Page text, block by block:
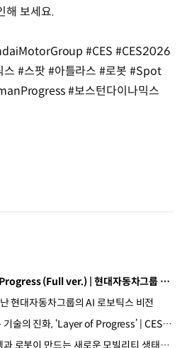
해 보세요.
#CES #CES2026
#스팟 #아틀라스 #로봇 #Spot
#보스턴다이나믹스
Partnering Human Progress (Full ver.) | 현대자동차그룹 | CES 2026
현대자동차그룹의 AI 로보틱스 비전
현대모비스가 제시하는 기술의 진화, ‘Layer of Progress’ | CES 2026
현대위아 열관리 시스템과 로봇이 만드는 새로운 모빌리티 생태계 | CES 2026